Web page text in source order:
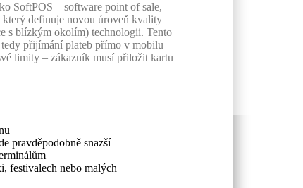
SoftPOS – software point of sale,
definuje novou úroveň kvality
s blízkým okolím) technologii. Tento
přijímání plateb přímo v mobilu
limity – zákazník musí přiložit kartu
pravděpodobně snazší
festivalech nebo malých